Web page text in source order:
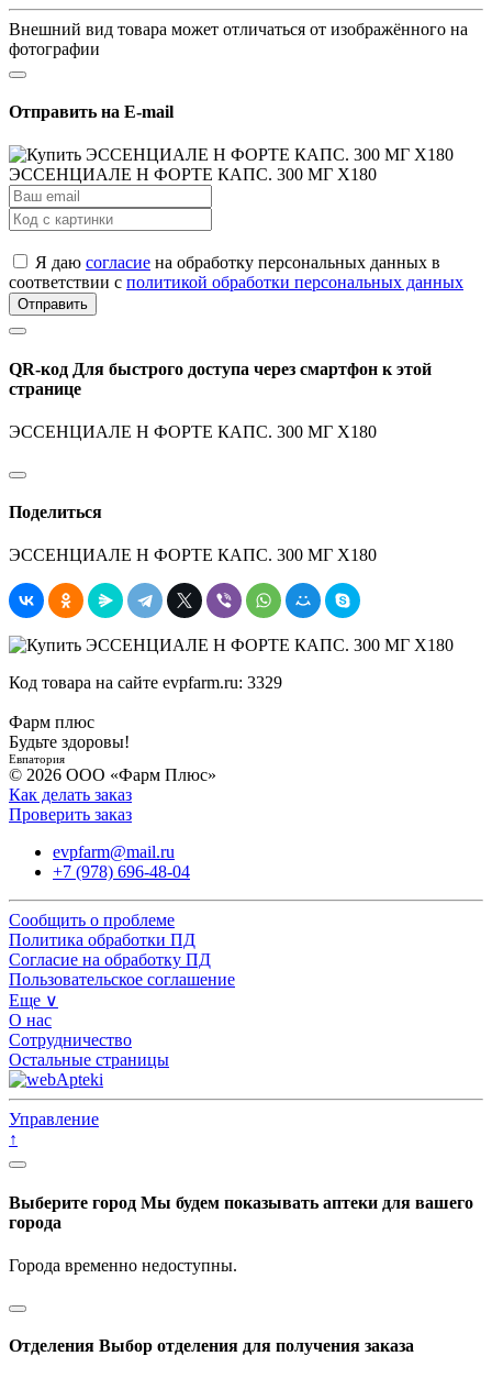
Внешний вид товара может отличаться от изображённого на
фотографии
Отправить на E-mail
ЭССЕНЦИАЛЕ Н ФОРТЕ КАПС. 300 МГ Х180
Я даю согласие на обработку персональных данных в
соответствии с политикой обработки персональных данных
Отправить
QR-код Для быстрого доступа через смартфон к этой
странице
ЭССЕНЦИАЛЕ Н ФОРТЕ КАПС. 300 МГ Х180
Поделиться
ЭССЕНЦИАЛЕ Н ФОРТЕ КАПС. 300 МГ Х180
Код товара на сайте evpfarm.ru: 3329
Фарм плюс
Будьте здоровы!
Евпатория
© 2026 ООО «Фарм Плюс»
Как делать заказ
Проверить заказ
evpfarm@mail.ru
+7 (978) 696-48-04
Сообщить о проблеме
Политика обработки ПД
Согласие на обработку ПД
Пользовательское соглашение
Еще ∨
О нас
Сотрудничество
Остальные страницы
Управление
↑
Выберите город Мы будем показывать аптеки для вашего
города
Города временно недоступны.
Отделения Выбор отделения для получения заказа